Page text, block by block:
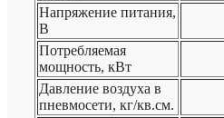
Напряжение питания,
В
Потребляемая
мощность, кВт
Давление воздуха в
пневмосети, кг/кв.см.